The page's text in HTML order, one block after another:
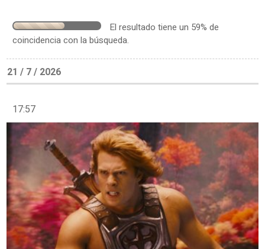
El resultado tiene un 59% de
coincidencia con la búsqueda.
21 / 7 / 2026
17:57